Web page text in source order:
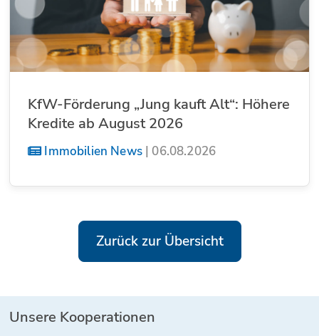
KfW-Förderung „Jung kauft Alt“: Höhere
Kredite ab August 2026
Immobilien News| 06.08.2026
Zurück zur Übersicht
Unsere Kooperationen